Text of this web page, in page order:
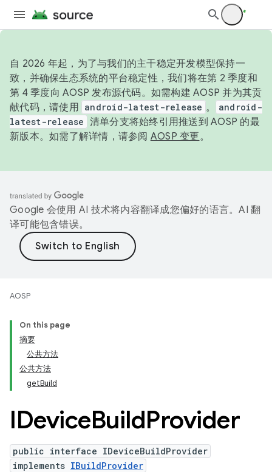
自 2026 年起，为了与我们的主干稳定开发模型保持一
致，并确保生态系统的平台稳定性，我们将在第 2 季度和
第 4 季度向 AOSP 发布源代码。如需构建 AOSP 并为其贡
献代码，请使用 android-latest-release 。
android-
latest-release 清单分支将始终引用推送到 AOSP 的最
新版本。如需了解详情，请参阅 AOSP 变更。
Google 会使用 AI 技术将内容翻译成您偏好的语言。AI 翻
译可能包含错误。
AOSP
On this page
摘要
公共方法
公共方法
getBuild
IDeviceBuildProvider
public interface IDeviceBuildProvider
implements IBuildProvider